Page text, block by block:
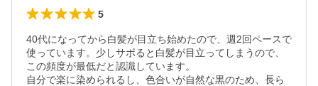
5
40代になってから白髪が目立ち始めたので、週2回ペースで
使っています。少しサボると白髪が目立ってしまうので、
この頻度が最低だと認識しています。
自分で楽に染められるし、色合いが自然な黒のため、長ら